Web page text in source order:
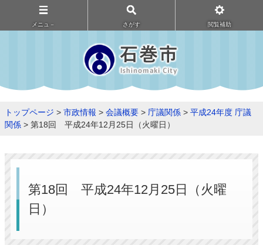
メニュ－ さがす 閲覧補助
トップページ > 市政情報 > 会議概要 > 庁議関係 > 平成24年度 庁議
関係 > 第18回 平成24年12月25日（火曜日）
第18回 平成24年12月25日（火曜
日）